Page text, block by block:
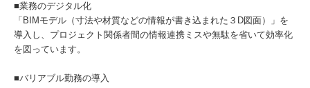
■業務のデジタル化
「BIMモデル（寸法や材質などの情報が書き込まれた３D図面）」を
導入し、プロジェクト関係者間の情報連携ミスや無駄を省いて効率化
を図っています。
■バリアブル勤務の導入